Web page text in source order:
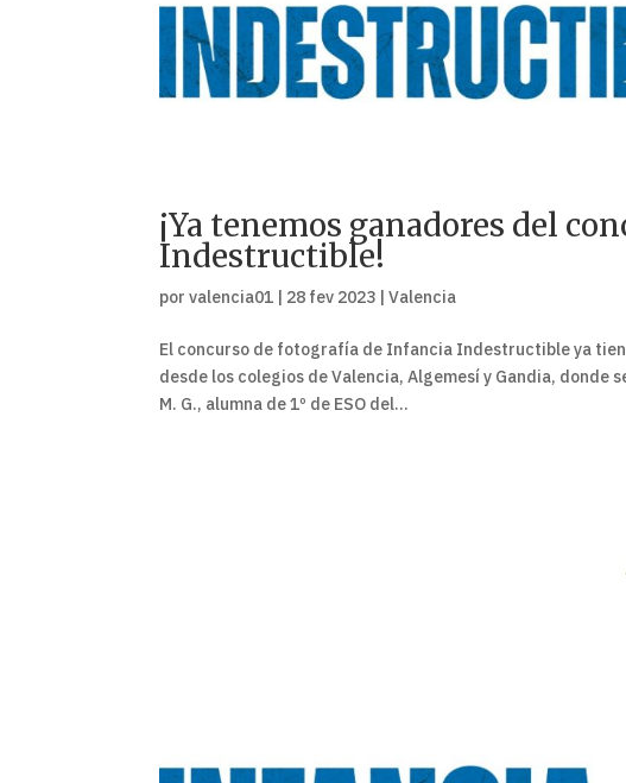
¡Ya tenemos ganadores del
Indestructible!
porvalencia01 | 28 fev 2023 |Valencia
El concurso de fotografía de Infancia Indestructible ya
desde los colegios de Valencia, Algemesí y Gandia, donde
M. G., alumna de 1º de ESO del...